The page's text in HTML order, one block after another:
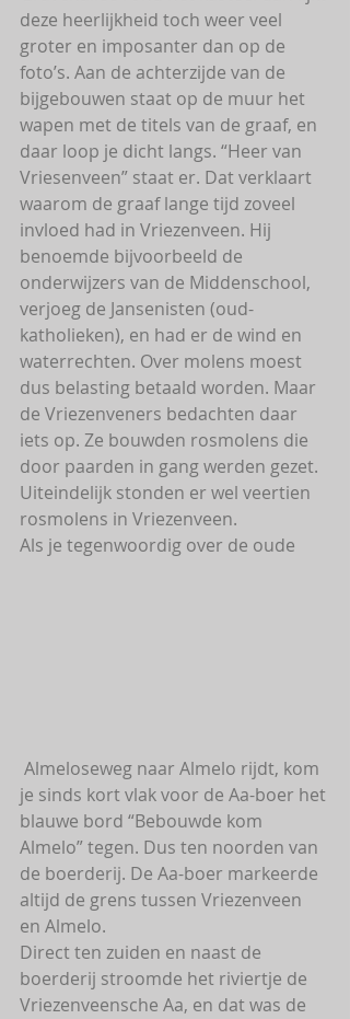
deze heerlijkheid toch weer veel
groter en imposanter dan op de
foto’s. Aan de achterzijde van de
bijgebouwen staat op de muur het
wapen met de titels van de graaf, en
daar loop je dicht langs. “Heer van
Vriesenveen” staat er. Dat verklaart
waarom de graaf lange tijd zoveel
invloed had in Vriezenveen. Hij
benoemde bijvoorbeeld de
onderwijzers van de Middenschool,
verjoeg de Jansenisten (oud-
katholieken), en had er de wind en
waterrechten. Over molens moest
dus belasting betaald worden. Maar
de Vriezenveners bedachten daar
iets op. Ze bouwden rosmolens die
door paarden in gang werden gezet.
Uiteindelijk stonden er wel veertien
rosmolens in Vriezenveen.
Als je tegenwoordig over de oude
je sinds kort vlak voor de Aa-boer het
blauwe bord “Bebouwde kom
Almelo” tegen. Dus ten noorden van
de boerderij. De Aa-boer markeerde
altijd de grens tussen Vriezenveen
en Almelo.
Direct ten zuiden en naast de
boerderij stroomde het riviertje de
Vriezenveensche Aa, en dat was de